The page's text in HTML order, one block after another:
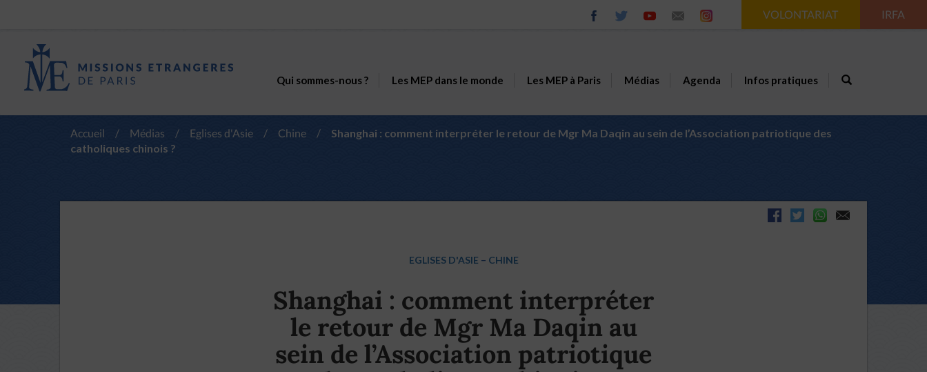
VOLONTARIAT IRFA
Qui sommes-nous ? Les MEP dans le monde Les MEP à Paris Médias Agenda Infos pratiques
Accueil / Médias / Eglises d'Asie / Chine /
Shanghai : comment interpréter le retour de Mgr Ma Daqin au sein de l’Association patriotique des
catholiques chinois ?
EGLISES D'ASIE – CHINE
Shanghai : comment interpréter
le retour de Mgr Ma Daqin au
sein de l’Association patriotique